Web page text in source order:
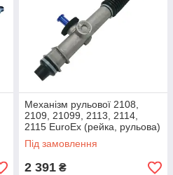
Механізм рульової 2108,
2109, 21099, 2113, 2114,
2115 EuroEx (рейка, рульова)
Під замовлення
2 391 ₴